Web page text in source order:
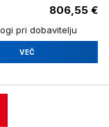
806,55 €
pri dobavitelju
VEČ